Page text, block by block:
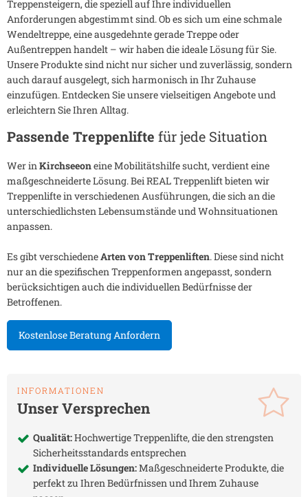
Treppensteigern, die speziell auf Ihre individuellen
Anforderungen abgestimmt sind. Ob es sich um eine schmale
Wendeltreppe, eine ausgedehnte gerade Treppe oder
Außentreppen handelt – wir haben die ideale Lösung für Sie.
Unsere Produkte sind nicht nur sicher und zuverlässig, sondern
auch darauf ausgelegt, sich harmonisch in Ihr Zuhause
einzufügen. Entdecken Sie unsere vielseitigen Angebote und
erleichtern Sie Ihren Alltag.
Passende Treppenlifte für jede Situation
Wer inKirchseeoneine Mobilitätshilfe sucht, verdient eine
maßgeschneiderte Lösung. Bei REAL Treppenlift bieten wir
Treppenlifte in verschiedenen Ausführungen, die sich an die
unterschiedlichsten Lebensumstände und Wohnsituationen
anpassen.
Es gibt verschiedeneArten von Treppenliften. Diese sind nicht
nur an die spezifischen Treppenformen angepasst, sondern
berücksichtigen auch die individuellen Bedürfnisse der
Betroffenen.
Kostenlose Beratung Anfordern
INFORMATIONEN
Unser Versprechen
Qualität:Hochwertige Treppenlifte, die den strengsten
Sicherheitsstandards entsprechen
Individuelle Lösungen:Maßgeschneiderte Produkte, die
perfekt zu Ihren Bedürfnissen und Ihrem Zuhause